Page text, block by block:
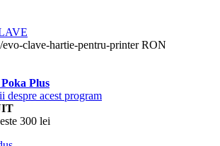
clave-hartie-pentru-printer RON
Plus
despre acest program
300 lei